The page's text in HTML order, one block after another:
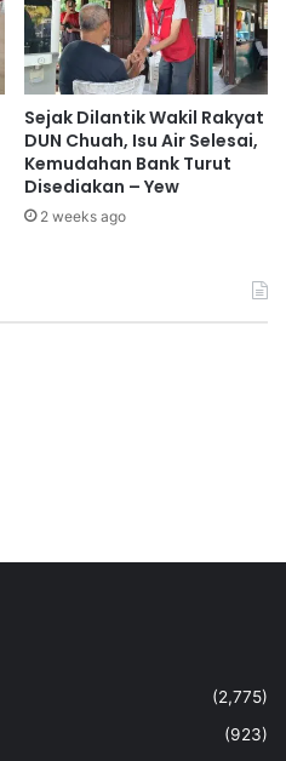
Sejak Dilantik Wakil Rakyat
DUN Chuah, Isu Air Selesai,
Kemudahan Bank Turut
Disediakan – Yew
2 weeks ago
(2,775)
(923)